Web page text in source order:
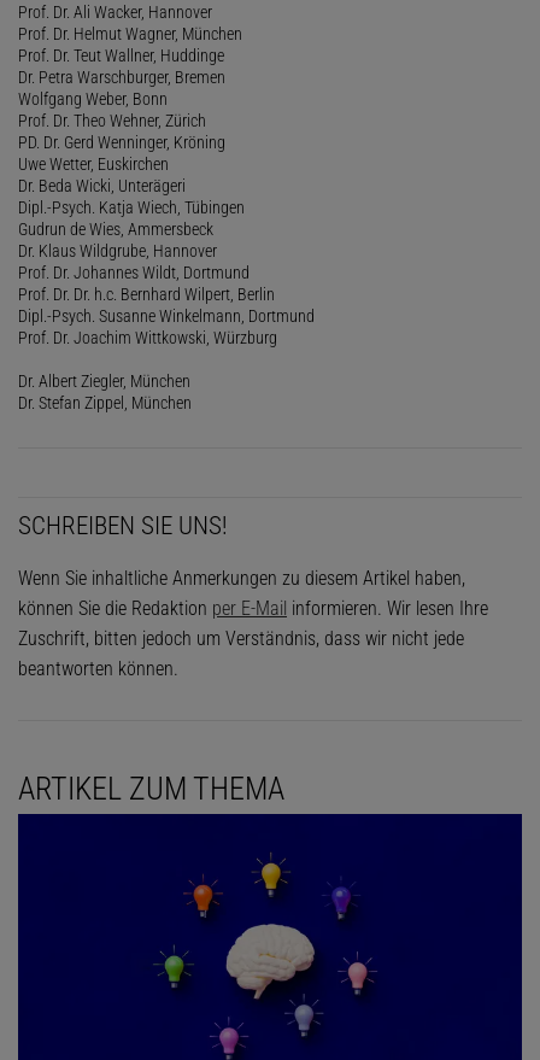
Prof. Dr. Ali Wacker, Hannover
Prof. Dr. Helmut Wagner, München
Prof. Dr. Teut Wallner, Huddinge
Dr. Petra Warschburger, Bremen
Wolfgang Weber, Bonn
Prof. Dr. Theo Wehner, Zürich
PD. Dr. Gerd Wenninger, Kröning
Uwe Wetter, Euskirchen
Dr. Beda Wicki, Unterägeri
Dipl.-Psych. Katja Wiech, Tübingen
Gudrun de Wies, Ammersbeck
Dr. Klaus Wildgrube, Hannover
Prof. Dr. Johannes Wildt, Dortmund
Prof. Dr. Dr. h.c. Bernhard Wilpert, Berlin
Dipl.-Psych. Susanne Winkelmann, Dortmund
Prof. Dr. Joachim Wittkowski, Würzburg
Dr. Albert Ziegler, München
Dr. Stefan Zippel, München
SCHREIBEN SIE UNS!
Wenn Sie inhaltliche Anmerkungen zu diesem Artikel haben,
können Sie die Redaktion per E-Mail informieren. Wir lesen Ihre
Zuschrift, bitten jedoch um Verständnis, dass wir nicht jede
beantworten können.
ARTIKEL ZUM THEMA